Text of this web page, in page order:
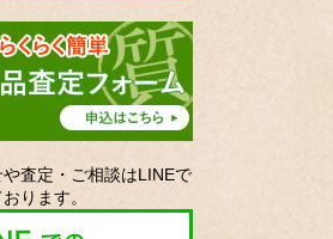
査定・ご相談はLINEで
ります。